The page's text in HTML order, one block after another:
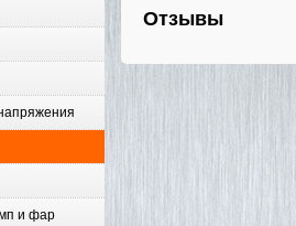
и фар
Отзывы